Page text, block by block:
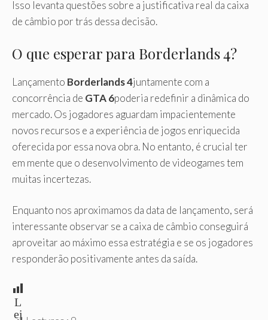
Isso levanta questões sobre a justificativa real da caixa
de câmbio por trás dessa decisão.
O que esperar para Borderlands 4?
Lançamento Borderlands 4juntamente com a
concorrência de GTA 6poderia redefinir a dinâmica do
mercado. Os jogadores aguardam impacientemente
novos recursos e a experiência de jogos enriquecida
oferecida por essa nova obra. No entanto, é crucial ter
em mente que o desenvolvimento de videogames tem
muitas incertezas.
Enquanto nos aproximamos da data de lançamento, será
interessante observar se a caixa de câmbio conseguirá
aproveitar ao máximo essa estratégia e se os jogadores
responderão positivamente antes da saída.
L
ei